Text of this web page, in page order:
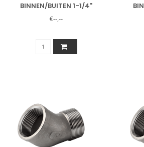
BINNEN/BUITEN 1-1/4"
€--,--